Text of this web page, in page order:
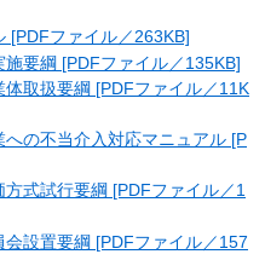
[PDFファイル／263KB]
要綱 [PDFファイル／135KB]
取扱要綱 [PDFファイル／11K
の不当介入対応マニュアル [P
式試行要綱 [PDFファイル／1
設置要綱 [PDFファイル／157